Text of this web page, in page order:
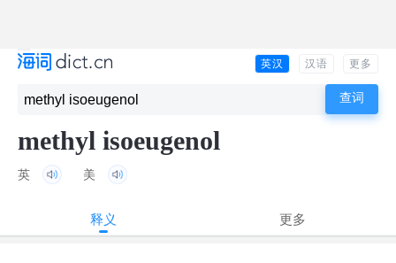
英汉 汉语 更多
methyl isoeugenol
英 美
释义 更多